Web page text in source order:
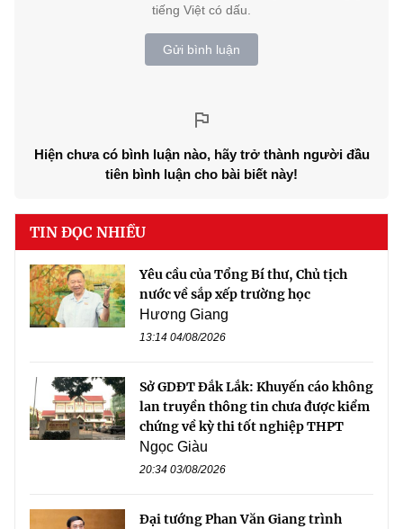
tiếng Việt có dấu.
Gửi bình luận
Hiện chưa có bình luận nào, hãy trở thành người đầu
tiên bình luận cho bài biết này!
TIN ĐỌC NHIỀU
Yêu cầu của Tổng Bí thư, Chủ tịch
nước về sắp xếp trường học
Hương Giang
13:14 04/08/2026
Sở GDĐT Đắk Lắk: Khuyến cáo không
lan truyền thông tin chưa được kiểm
chứng về kỳ thi tốt nghiệp THPT
Ngọc Giàu
20:34 03/08/2026
Đại tướng Phan Văn Giang trình